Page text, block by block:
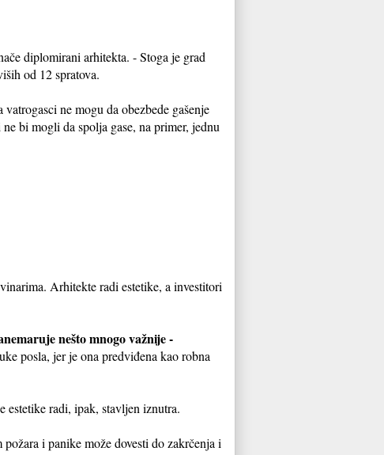
diplomirani arhitekta. - Stoga je grad
od 12 spratova.
ne mogu da obezbede gašenje
bi mogli da spolja gase, na primer, jednu
Arhitekte radi estetike, a investitori
nešto mnogo važnije -
posla, jer je ona predviđena kao robna
estetike radi, ipak, stavljen iznutra.
i panike može dovesti do zakrčenja i